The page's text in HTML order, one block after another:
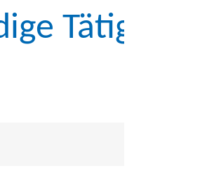
Tätigkeit